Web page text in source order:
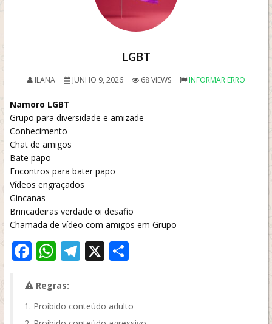
LGBT
ILANA JUNHO 9, 2026 68 VIEWS INFORMAR ERRO
Namoro LGBT
Grupo para diversidade e amizade
Conhecimento
Chat de amigos
Bate papo
Encontros para bater papo
Vídeos engraçados
Gincanas
Brincadeiras verdade oi desafio
Chamada de vídeo com amigos em Grupo
Facebook
WhatsApp
Telegram
X
Regras:
Proibido conteúdo adulto